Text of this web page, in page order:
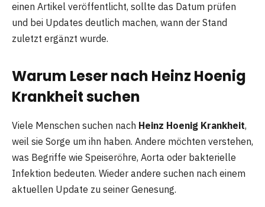
einen Artikel veröffentlicht, sollte das Datum prüfen
und bei Updates deutlich machen, wann der Stand
zuletzt ergänzt wurde.
Warum Leser nach Heinz Hoenig
Krankheit suchen
Viele Menschen suchen nach Heinz Hoenig Krankheit,
weil sie Sorge um ihn haben. Andere möchten verstehen,
was Begriffe wie Speiseröhre, Aorta oder bakterielle
Infektion bedeuten. Wieder andere suchen nach einem
aktuellen Update zu seiner Genesung.